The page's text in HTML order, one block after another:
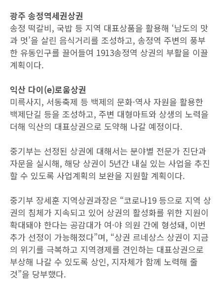
광주 송정역세권상권
송정 떡갈비, 국밥 등 지역 대표상품을 활용해 ‘남도의 맛
과 멋’을 살린 음식거리를 조성하고, 송정역 주변의 풍부
한 유동인구를 끌어들여 1913송정역 상권의 부활을 이끌
계획이다.
익산 다이(e)로움상권
미륵사지, 서동축제 등 백제의 문화·역사 자원을 활용한
백제단길 등을 조성하고, 주변 대형마트와 상생의 노력을
더해 익산의 대표상권으로 도약해 나갈 예정이다.
중기부는 선정된 상권에 대해서는 분야별 전문가 진단과
자문을 실시해, 해당 상권이 5년간 내실 있는 사업을 추진
할 수 있도록 사업계획의 보완을 지원할 계획이다.
중기부 장세훈 지역상권과장은 “코로나19 등으로 지역 상
권의 침체가 지속되고 있어 상권의 활성화를 위한 지원이
확대돼야 한다는 공감대가 여·야 의원 간에 형성돼, 이번
추가 선정이 가능해졌다”며, “상권 르네상스 상권이 지금
의 위기를 극복하고 지역경제를 견인하는 대표상권으로
부상해 나갈 수 있도록 상인, 지자체가 함께 노력해 줄
것”을 당부했다.